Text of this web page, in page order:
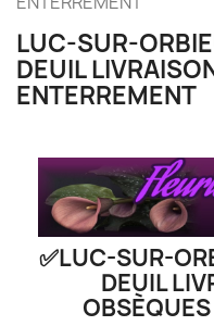
LUC-SUR-
DEUIL
ENTERREMENT
✅LUC-SUR-
DEUIL